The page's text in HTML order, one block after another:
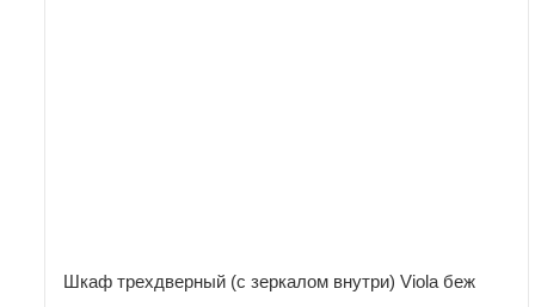
Шкаф трехдверный (с зеркалом внутри) Viola беж